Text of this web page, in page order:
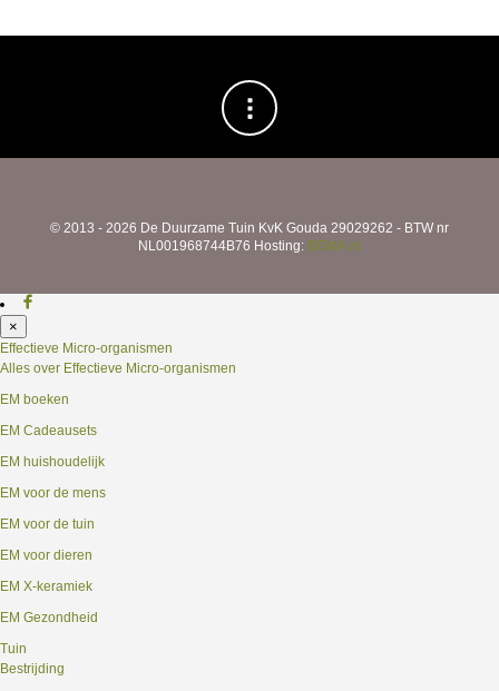
© 2013 - 2026 De Duurzame Tuin KvK Gouda 29029262 - BTW nr
NL001968744B76 Hosting: BGMA.nl
×
Effectieve Micro-organismen
Alles over Effectieve Micro-organismen
EM boeken
EM Cadeausets
EM huishoudelijk
EM voor de mens
EM voor de tuin
EM voor dieren
EM X-keramiek
EM Gezondheid
Tuin
Bestrijding